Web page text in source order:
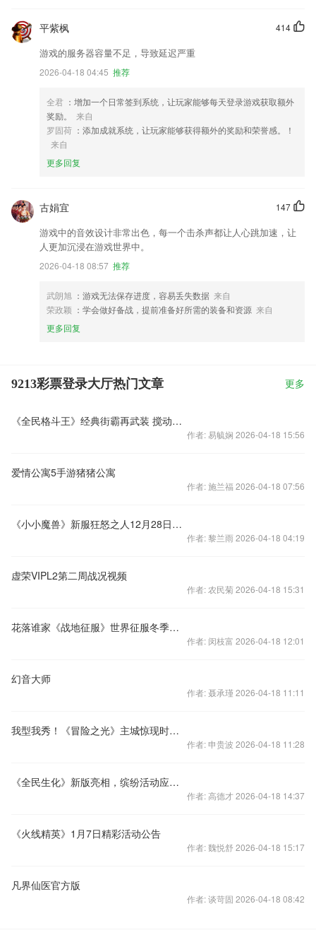
414
平紫枫
游戏的服务器容量不足，导致延迟严重
2026-04-18 04:45 推荐
全君 ：增加一个日常签到系统，让玩家能够每天登录游戏获取额外
奖励。
来自
罗固荷 ：添加成就系统，让玩家能够获得额外的奖励和荣誉感。！
来自
更多回复
147
古娟宜
游戏中的音效设计非常出色，每一个击杀声都让人心跳加速，让
人更加沉浸在游戏世界中。
2026-04-18 08:57 推荐
武朗旭 ：游戏无法保存进度，容易丢失数据 来自
荣政颖 ：学会做好备战，提前准备好所需的装备和资源 来自
更多回复
9213彩票登录大厅热门文章 更多
《全民格斗王》经典街霸再武装 搅动掌上江湖
作者: 易毓娴 2026-04-18 15:56
爱情公寓5手游猪猪公寓
作者: 施兰福 2026-04-18 07:56
《小小魔兽》新服狂怒之人12月28日震撼开启
作者: 黎兰雨 2026-04-18 04:19
虚荣VIPL2第二周战况视频
作者: 农民菊 2026-04-18 15:31
花落谁家《战地征服》世界征服冬季赛获奖名单
作者: 闵枝富 2026-04-18 12:01
幻音大师
作者: 聂承瑾 2026-04-18 11:11
我型我秀！《冒险之光》主城惊现时尚模特
作者: 申贵波 2026-04-18 11:28
《全民生化》新版亮相，缤纷活动应接不暇
作者: 高德才 2026-04-18 14:37
《火线精英》1月7日精彩活动公告
作者: 魏悦舒 2026-04-18 15:17
凡界仙医官方版
作者: 谈苛固 2026-04-18 08:42